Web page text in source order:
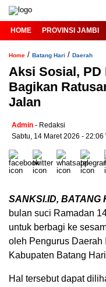
HOME PROVINSI JAMBI
Home / Batang Hari / Daerah
Aksi Sosial, PD
Bagikan
Jalan
Admin - Redaksi
Sabtu, 14 Maret 2026 - 22:06
SANKSI.ID, BATANG
bulan suci Ramadan
untuk berbagi ke
oleh Pengurus Daerah
Kabupaten Batang
Hal tersebut dapat